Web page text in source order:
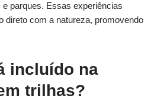
parques. Essas experiências
direto com a natureza, promovendo
incluído na
trilhas?